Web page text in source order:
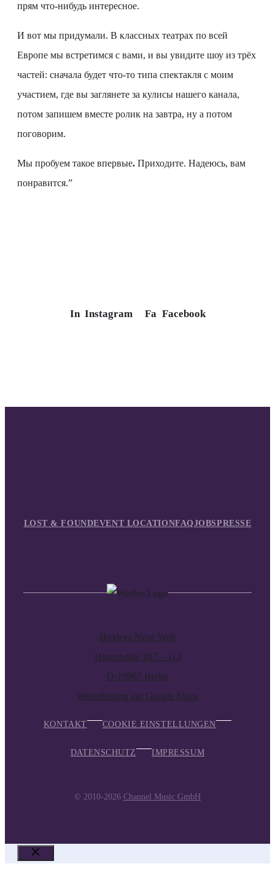
прям что-нибудь интересное.
И вот мы придумали. В классных театрах по всей
Европе мы встретимся с вами, и вы увидите шоу из трёх
частей: сначала будет что-то типа спектакля с моим
участием, где вы заглянете за кулисы нашего канала,
потом запишем вместе ролик на завтра, ну а потом
поговорим.
Мы пробуем такое впервые. Приходите. Надеюсь, вам
понравится.”
In Instagram Fa Facebook
LOST & FOUNDEVENT LOCATIONFAQJOBSPRESSE
Huxleys Neue Welt
Hasenheide 107 – 113
D-10967 Berlin
Weiterleitung auf Google Maps
KONTAKT COOKIE EINSTELLUNGEN
DATENSCHUTZ IMPRESSUM
© 2010-2026 Channel Music GmbH
SCHLIESSEN